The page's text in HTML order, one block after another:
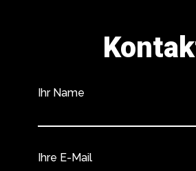
Ihr Name
Ihre E-Mail